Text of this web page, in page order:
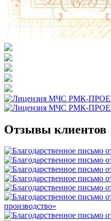
Отзывы клиентов